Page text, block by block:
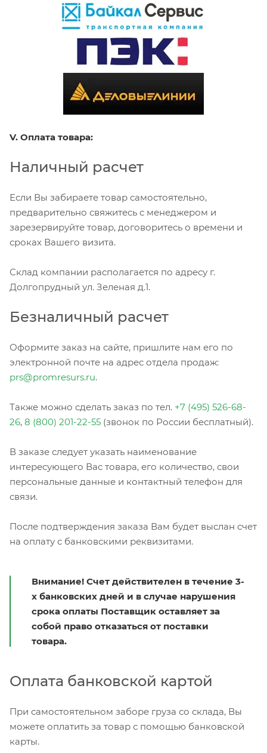
V. Оплата товара:
Наличный расчет
Если Вы забираете товар самостоятельно,
предварительно свяжитесь с менеджером и
зарезервируйте товар, договоритесь о времени и
сроках Вашего визита.
Склад компании располагается по адресу г.
Долгопрудный ул. Зеленая д.1.
Безналичный расчет
Оформите заказ на сайте, пришлите нам его по
электронной почте на адрес отдела продаж:
prs@promresurs.ru.
Также можно сделать заказ по тел. +7 (495) 526-68-
26, 8 (800) 201-22-55 (звонок по России бесплатный).
В заказе следует указать наименование
интересующего Вас товара, его количество, свои
персональные данные и контактный телефон для
связи.
После подтверждения заказа Вам будет выслан счет
на оплату с банковскими реквизитами.
Внимание! Счет действителен в течение 3-
х банковских дней и в случае нарушения
срока оплаты Поставщик оставляет за
собой право отказаться от поставки
товара.
Оплата банковской картой
При самостоятельном заборе груза со склада, Вы
можете оплатить за товар с помощью банковской
карты.